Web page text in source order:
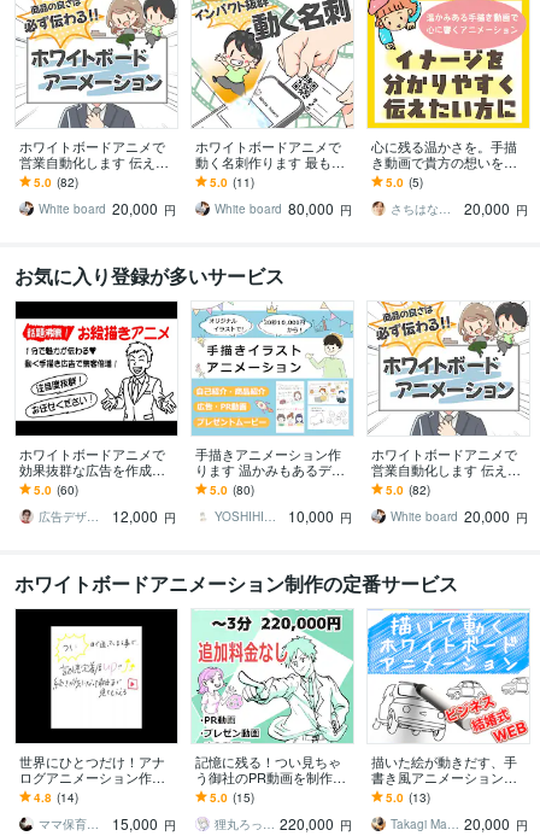
ホワイトボードアニメで
営業自動化します 伝えた
い想いを、伝わるカタチ
に翻訳しませんか？
5.0 (82)
White board 20,000 円
ホワイトボードアニメで
動く名刺作ります 最も頼
れるあなたの相棒 ✨ あな
たの魅力をしっかり伝え
ます！
5.0 (11)
White board 80,000 円
心に残る温かさを。手描
き動画で貴方の想いを伝
えます 商用利用可！著作
権対応！丁寧なヒアリン
グで本質を引き出します
5.0 (5)
さちはな工房
20,000 円
お気に入り登録が多いサービス
ホワイトボードアニメで
効果抜群な広告を作成し
ます PRやサービス紹介動
画，結婚式のオープニン
グムービー等に最適
5.0 (60)
広告デザイン・アニメーション／シュレック
12,000 円
手描きアニメーション作
ります 温かみもあるデジ
タル手描きでハイクオリ
ティ！
5.0 (80)
YOSHIHIKA こしあん
10,000 円
ホワイトボードアニメで
営業自動化します 伝えた
い想いを、伝わるカタチ
に翻訳しませんか？
5.0 (82)
White board 20,000 円
ホワイトボードアニメーション制作の定番サービス
世界にひとつだけ！アナ
ログアニメーション作り
ます 格安3分15,000円！自
己紹介、サービス紹介に
最適！
4.8 (14)
ママ保育士WBAあゆみん
15,000 円
記憶に残る！つい見ちゃ
う御社のPR動画を制作し
ます 漫画受賞歴のある画
力を惜しみなく使いま
す！
5.0 (15)
狸丸ろっきー＠たなかひろき 220,000 円
描いた絵が動きだす、手
書き風アニメーション作
ります ホワイトボードア
ニメーションでビジネ
ス、結婚式、PR
5.0 (13)
Takagi Makoto 20,000 円